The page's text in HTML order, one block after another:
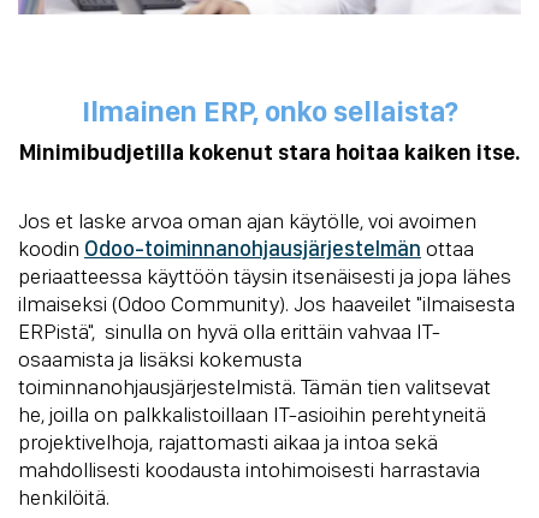
Ilmainen ERP, onko sellaista?
Minimibudjetilla kokenut stara hoitaa kaiken itse.
Jos et laske arvoa oman ajan käytölle, voi avoimen
koodin Odoo-toiminnanohjausjärjestelmän ottaa
periaatteessa käyttöön täysin itsenäisesti ja jopa lähes
ilmaiseksi (Odoo Community). Jos haaveilet "ilmaisesta
ERPistä", sinulla on hyvä olla erittäin vahvaa IT-
osaamista ja lisäksi kokemusta
toiminnanohjausjärjestelmistä. Tämän tien valitsevat
he, joilla on palkkalistoillaan IT-asioihin perehtyneitä
projektivelhoja, rajattomasti aikaa ja intoa sekä
mahdollisesti koodausta intohimoisesti harrastavia
henkilöitä.